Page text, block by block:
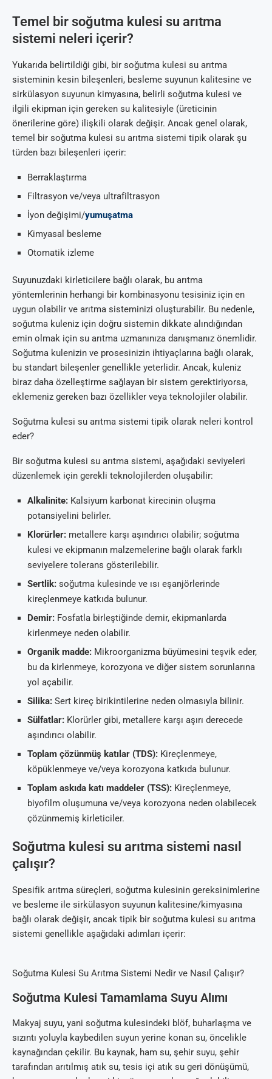
Temel bir soğutma kulesi su arıtma
sistemi neleri içerir?
Yukarıda belirtildiği gibi, bir soğutma kulesi su arıtma
sisteminin kesin bileşenleri, besleme suyunun kalitesine ve
sirkülasyon suyunun kimyasına, belirli soğutma kulesi ve
ilgili ekipman için gereken su kalitesiyle (üreticinin
önerilerine göre) ilişkili olarak değişir. Ancak genel olarak,
temel bir soğutma kulesi su arıtma sistemi tipik olarak şu
türden bazı bileşenleri içerir:
Berraklaştırma
Filtrasyon ve/veya ultrafiltrasyon
İyon değişimi/yumuşatma
Kimyasal besleme
Otomatik izleme
Suyunuzdaki kirleticilere bağlı olarak, bu arıtma
yöntemlerinin herhangi bir kombinasyonu tesisiniz için en
uygun olabilir ve arıtma sisteminizi oluşturabilir. Bu nedenle,
soğutma kuleniz için doğru sistemin dikkate alındığından
emin olmak için su arıtma uzmanınıza danışmanız önemlidir.
Soğutma kulenizin ve prosesinizin ihtiyaçlarına bağlı olarak,
bu standart bileşenler genellikle yeterlidir. Ancak, kuleniz
biraz daha özelleştirme sağlayan bir sistem gerektiriyorsa,
eklemeniz gereken bazı özellikler veya teknolojiler olabilir.
Soğutma kulesi su arıtma sistemi tipik olarak neleri kontrol
eder?
Bir soğutma kulesi su arıtma sistemi, aşağıdaki seviyeleri
düzenlemek için gerekli teknolojilerden oluşabilir:
Alkalinite: Kalsiyum karbonat kirecinin oluşma
potansiyelini belirler.
Klorürler: metallere karşı aşındırıcı olabilir; soğutma
kulesi ve ekipmanın malzemelerine bağlı olarak farklı
seviyelere tolerans gösterilebilir.
Sertlik: soğutma kulesinde ve ısı eşanjörlerinde
kireçlenmeye katkıda bulunur.
Demir: Fosfatla birleştiğinde demir, ekipmanlarda
kirlenmeye neden olabilir.
Organik madde: Mikroorganizma büyümesini teşvik eder,
bu da kirlenmeye, korozyona ve diğer sistem sorunlarına
yol açabilir.
Silika: Sert kireç birikintilerine neden olmasıyla bilinir.
Sülfatlar: Klorürler gibi, metallere karşı aşırı derecede
aşındırıcı olabilir.
Toplam çözünmüş katılar (TDS): Kireçlenmeye,
köpüklenmeye ve/veya korozyona katkıda bulunur.
Toplam askıda katı maddeler (TSS): Kireçlenmeye,
biyofilm oluşumuna ve/veya korozyona neden olabilecek
çözünmemiş kirleticiler.
Soğutma kulesi su arıtma sistemi nasıl
çalışır?
Spesifik arıtma süreçleri, soğutma kulesinin gereksinimlerine
ve besleme ile sirkülasyon suyunun kalitesine/kimyasına
bağlı olarak değişir, ancak tipik bir soğutma kulesi su arıtma
sistemi genellikle aşağıdaki adımları içerir:
Soğutma Kulesi Su Arıtma Sistemi Nedir ve Nasıl Çalışır?
Soğutma Kulesi Tamamlama Suyu Alımı
Makyaj suyu, yani soğutma kulesindeki blöf, buharlaşma ve
sızıntı yoluyla kaybedilen suyun yerine konan su, öncelikle
kaynağından çekilir. Bu kaynak, ham su, şehir suyu, şehir
tarafından arıtılmış atık su, tesis içi atık su geri dönüşümü,